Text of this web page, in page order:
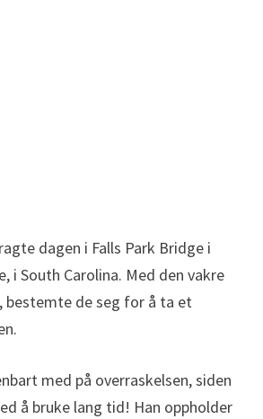
dagen i Falls Park Bridge i
i South Carolina. Med den vakre
bestemte de seg for å ta et
med på overraskelsen, siden
å bruke lang tid! Han oppholder